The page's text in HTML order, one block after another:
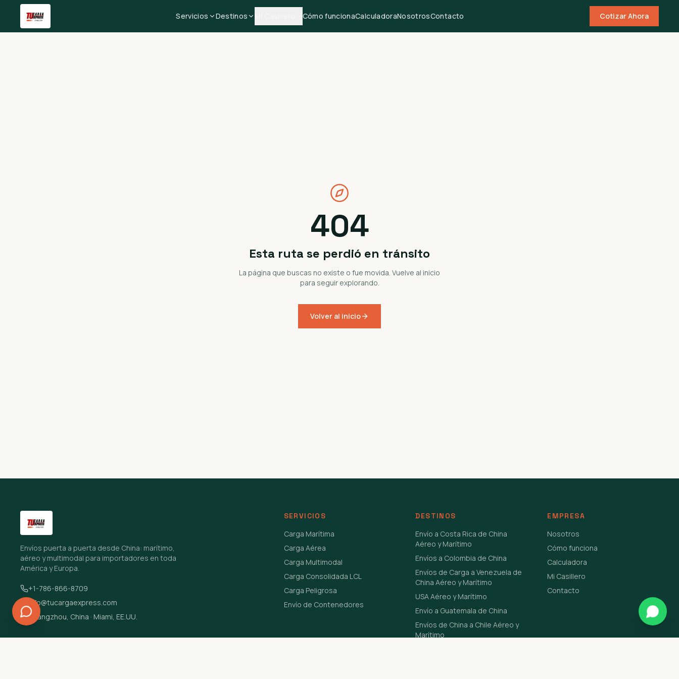
Servicios Destinos Cómo funcionaCalculadoraNosotrosContacto Cotizar Ahora
404
Esta ruta se perdió en tránsito
La página que buscas no existe o fue movida. Vuelve al inicio
para seguir explorando.
Volver al inicio
Envíos puerta a puerta desde China: marítimo,
aéreo y multimodal para importadores en toda
América y Europa.
+1-786-866-8709
info@tucargaexpress.com
Guangzhou, China · Miami, EE.UU.
SERVICIOS
Carga Marítima
Carga Aérea
Carga Multimodal
Carga Consolidada LCL
Carga Peligrosa
Envío de Contenedores
DESTINOS
Envío a Costa Rica de China
Aéreo y Marítimo
Envíos a Colombia de China
Envíos de Carga a Venezuela de
China Aéreo y Marítimo
USA Aéreo y Marítimo
Envío a Guatemala de China
Envíos de China a Chile Aéreo y
Marítimo
EMPRESA
Nosotros
Cómo funciona
Calculadora
Mi Casillero
Contacto